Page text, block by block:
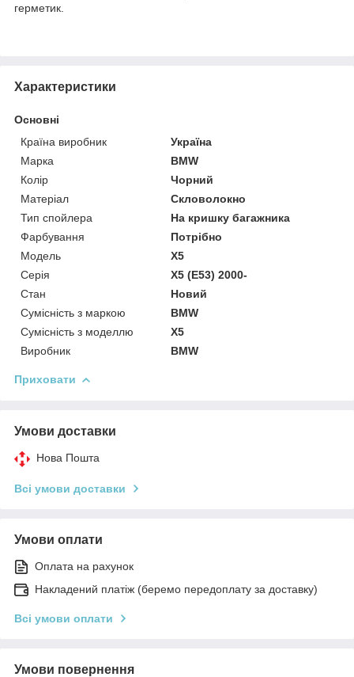
герметик.
Характеристики
Основні
Країна виробник
Україна
Марка
BMW
Колір
Чорний
Матеріал
Скловолокно
Тип спойлера
На кришку багажника
Фарбування
Потрібно
Модель
X5
Серія
X5 (E53) 2000-
Стан
Новий
Сумісність з маркою
BMW
Сумісність з моделлю
X5
Виробник
BMW
Приховати
Умови доставки
Нова Пошта
Всі умови доставки
Умови оплати
Оплата на рахунок
Накладений платіж (беремо передоплату за доставку)
Всі умови оплати
Умови повернення